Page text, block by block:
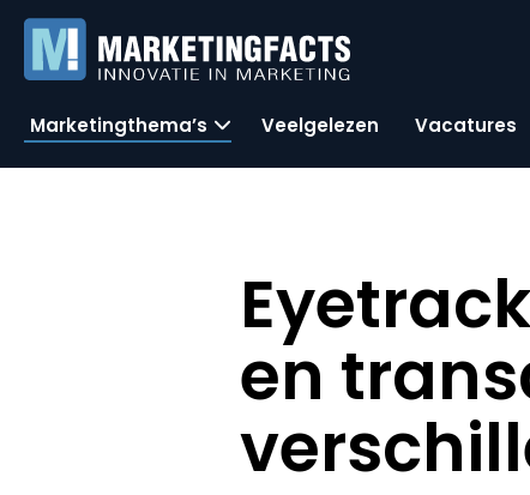
Marketingthema’s Veelgelezen Vacatures
en